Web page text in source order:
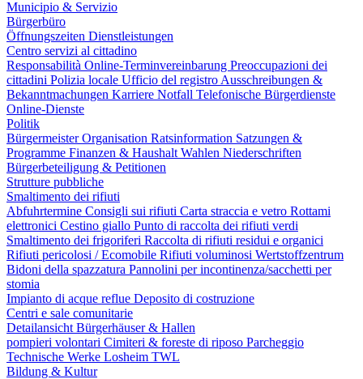
Municipio & Servizio
Bürgerbüro
Öffnungszeiten Dienstleistungen
Centro servizi al cittadino
Responsabilità Online-Terminvereinbarung Preoccupazioni dei
cittadini Polizia locale Ufficio del registro Ausschreibungen &
Bekanntmachungen Karriere Notfall Telefonische Bürgerdienste
Online-Dienste
Politik
BürgermeisterOrganisation Ratsinformation Satzungen &
Programme Finanzen & Haushalt Wahlen Niederschriften
Bürgerbeteiligung & Petitionen
Strutture pubbliche
Smaltimento dei rifiuti
Abfuhrtermine Consigli sui rifiuti Carta straccia e vetro Rottami
elettronici Cestino giallo Punto di raccolta dei rifiuti verdi
Smaltimento dei frigoriferi Raccolta di rifiuti residui e organici
Rifiuti pericolosi / Ecomobile Rifiuti voluminosi Wertstoffzentrum
Bidoni della spazzatura Pannolini per incontinenza/sacchetti per
stomia
Impianto di acque reflue Deposito di costruzione
Centri e sale comunitarie
Detailansicht Bürgerhäuser & Hallen
pompieri volontari Cimiteri & foreste di riposo Parcheggio
Technische Werke Losheim TWL
Bildung & Kultur